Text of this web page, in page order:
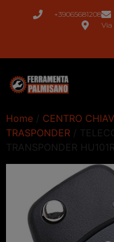
+39065681208
Home / CENTRO
TRASPONDER /
TRANSPONDER